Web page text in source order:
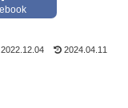
2022.12.04 2024.04.11